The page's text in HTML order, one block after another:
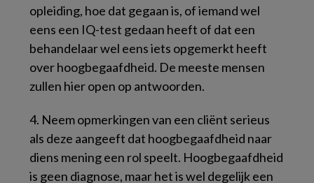
opleiding, hoe dat gegaan is, of iemand wel
eens een IQ-test gedaan heeft of dat een
behandelaar wel eens iets opgemerkt heeft
over hoogbegaafdheid. De meeste mensen
zullen hier open op antwoorden.
4. Neem opmerkingen van een cliënt serieus
als deze aangeeft dat hoogbegaafdheid naar
diens mening een rol speelt. Hoogbegaafdheid
is geen diagnose, maar het is wel degelijk een